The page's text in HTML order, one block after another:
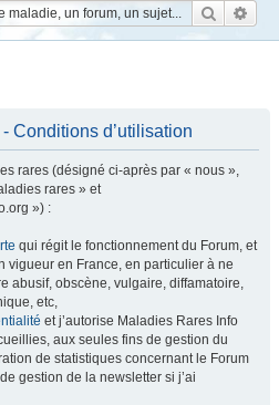
Conditions d’utilisation
rares (désigné ci-après par « nous »,
rares » et
») :
qui régit le fonctionnement du Forum, et
vigueur en France, en particulier à ne
abusif, obscène, vulgaire, diffamatoire,
etc,
et j’autorise Maladies Rares Info
aux seules fins de gestion du
de statistiques concernant le Forum
gestion de la newsletter si j’ai